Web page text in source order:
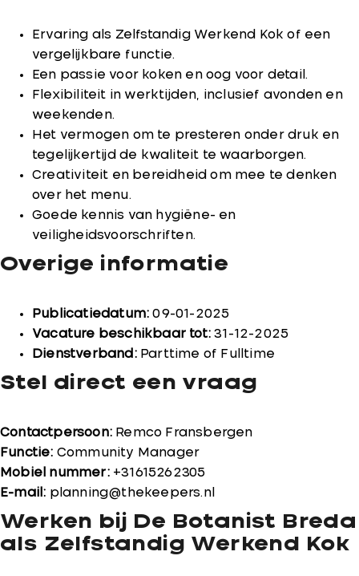
Ervaring als Zelfstandig Werkend Kok of een
vergelijkbare functie.
Een passie voor koken en oog voor detail.
Flexibiliteit in werktijden, inclusief avonden en
weekenden.
Het vermogen om te presteren onder druk en
tegelijkertijd de kwaliteit te waarborgen.
Creativiteit en bereidheid om mee te denken
over het menu.
Goede kennis van hygiëne- en
veiligheidsvoorschriften.
Overige informatie
Publicatiedatum: 09-01-2025
Vacature beschikbaar tot: 31-12-2025
Dienstverband:Parttime of Fulltime
Stel direct een vraag
Contactpersoon: Remco Fransbergen
Functie: Community Manager
Mobiel nummer:+31615262305
E-mail: planning@thekeepers.nl
Werken bij De Botanist Breda
als Zelfstandig Werkend Kok